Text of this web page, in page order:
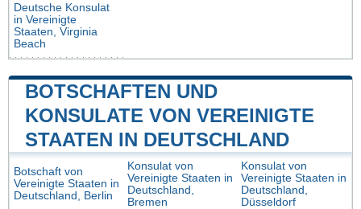
Deutsche Konsulat
in Vereinigte
Staaten, Virginia
Beach
BOTSCHAFTEN UND
KONSULATE VON VEREINIGTE
STAATEN IN DEUTSCHLAND
Botschaft von
Vereinigte Staaten in
Deutschland, Berlin
Konsulat von
Vereinigte Staaten in
Deutschland,
Bremen
Konsulat von
Vereinigte Staaten in
Deutschland,
Düsseldorf